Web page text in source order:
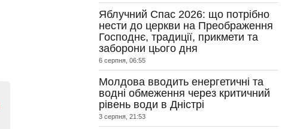
Яблучний Спас 2026: що потрібно
нести до церкви на Преображення
Господнє, традиції, прикмети та
заборони цього дня
6 серпня, 06:55
Молдова вводить енергетичні та
водні обмеження через критичний
рівень води в Дністрі
3 серпня, 21:53